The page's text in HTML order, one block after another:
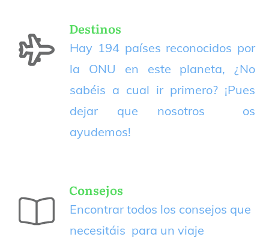
Destinos
Hay 194 países reconocidos por
la ONU en este planeta, ¿No
sabéis a cual ir primero? ¡Pues
dejar que nosotros os
ayudemos!
Consejos
Encontrar todos los consejos que
necesitáis para un viaje